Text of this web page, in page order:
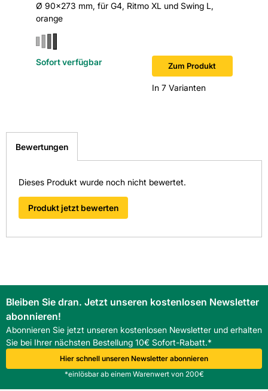
Ø 90x273 mm, für G4, Ritmo XL und Swing L,
orange
Zum Produkt
In 7 Varianten
Sofort verfügbar
Bewertungen
Dieses Produkt wurde noch nicht bewertet.
Produkt jetzt bewerten
Bleiben Sie dran. Jetzt unseren kostenlosen Newsletter
abonnieren!
Abonnieren Sie jetzt unseren kostenlosen Newsletter und erhalten
Sie bei Ihrer nächsten Bestellung 10€ Sofort-Rabatt.*
Hier schnell unseren Newsletter abonnieren
*einlösbar ab einem Warenwert von 200€